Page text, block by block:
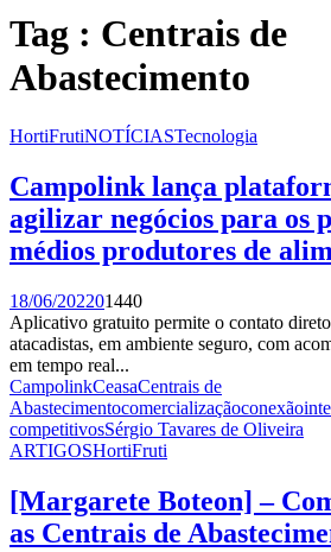
Tag : Centrais de
Abastecimento
HortiFrutiNOTÍCIASTecnologia
Campolink lança
agilizar negócios para os
médios produtores de
18/06/202201440
Aplicativo gratuito permite o contato
atacadistas, em ambiente seguro, com
em tempo real...
CampolinkCeasaCentrais de
Abastecimentocomercializaçãoconexão
competitivosSérgio Tavares de Oliveira
ARTIGOSHortiFruti
[Margarete Boteon] –
as Centrais de